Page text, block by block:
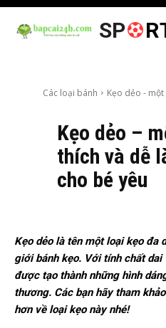
SP
Các loại bánh Kẹo dẻo -
Kẹo dẻo –
thích và dễ
cho bé yêu
Kẹo dẻo là tên một loại kẹo đa
giới bánh kẹo. Với tính chất dai
được tạo thành những hình
thương. Các bạn hãy tham
hơn về loại kẹo này nhé!